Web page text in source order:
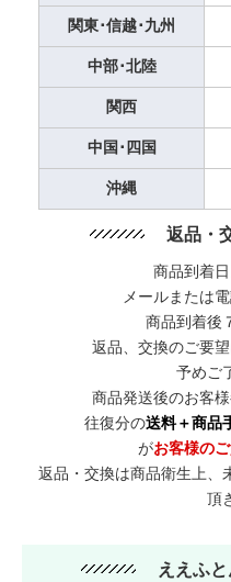
関東･信越･九州
中部･北陸
関西
中国･四国
沖縄
返品・
商品到着
メールまたは
商品到着後
返品、交換のご要
予めご
商品発送後のお客
往復分の送料＋商品
がお客様の
返品・交換は商品衛生上、
頂
ええふ